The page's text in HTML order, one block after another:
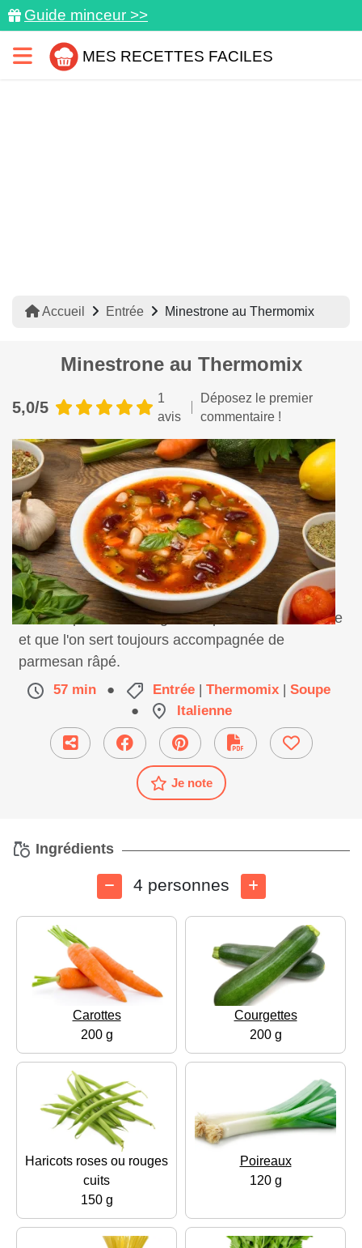
Guide minceur >>
MES RECETTES FACILES
Accueil Entrée Minestrone au Thermomix
Minestrone au Thermomix
5,0/5
1
avis
Déposez le premier
commentaire !
Une soupe riche en légumes qui nous vient d'Italie
et que l'on sert toujours accompagnée de
parmesan râpé.
57 min ● Entrée | Thermomix | Soupe
●
Italienne
Je note
Ingrédients
4 personnes
Carottes
200 g
Courgettes
200 g
Haricots roses ou rouges
cuits
150 g
Poireaux
120 g